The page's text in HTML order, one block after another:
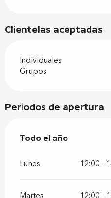
Clientelas aceptadas
Individuales
Grupos
Periodos de apertura
Todo el año
Todo el año
Lunes 12:00 -
Martes 12:00 -